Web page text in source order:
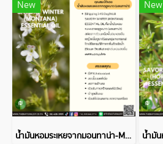
New
น้ำมันหอมระเหยจากมอนทาน่า-MONTANA ESSENTIAL OIL
New